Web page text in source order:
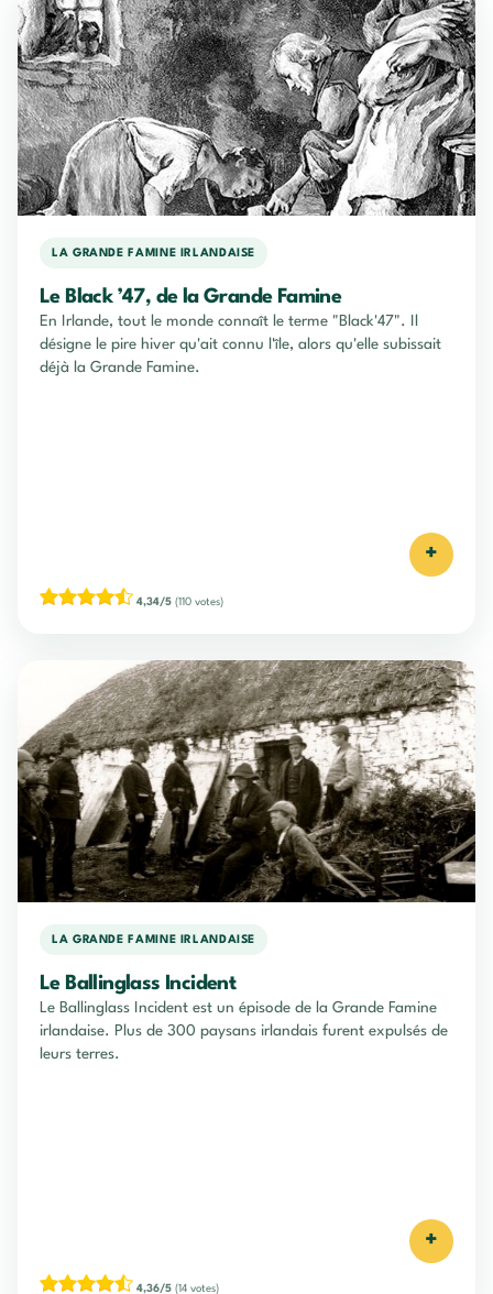
LA GRANDE FAMINE IRLANDAISE
Le Black ’47, de la Grande Famine
En Irlande, tout le monde connaît le terme "Black'47". Il
désigne le pire hiver qu'ait connu l'île, alors qu'elle subissait
déjà la Grande Famine.
+
4,34/5 (110 votes)
LA GRANDE FAMINE IRLANDAISE
Le Ballinglass Incident
Le Ballinglass Incident est un épisode de la Grande Famine
irlandaise. Plus de 300 paysans irlandais furent expulsés de
leurs terres.
+
4,36/5 (14 votes)